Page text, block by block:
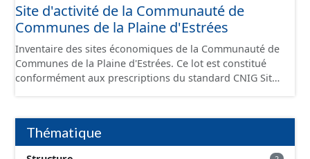
conformément aux prescriptions du standard CNIG Sites
Économiques. Ce lot ne contient pas la référence aux
delà des prescriptions du CNIG se limitant aux SCI.
Site d'activité de la Communauté de
Communes de la Plaine d'Estrées
Inventaire des sites économiques de la Communauté de
Communes de la Plaine d'Estrées. Ce lot est constitué
conformément aux prescriptions du standard CNIG Sites
Thématique